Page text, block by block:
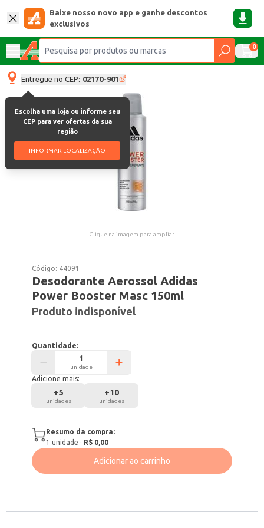
Baixe nosso novo app e ganhe descontos
exclusivos
0
Entregue no CEP: 02170-901
Escolha uma loja ou informe seu
CEP para ver ofertas da sua
região
INFORMAR LOCALIZAÇÃO
Clique na imagem para ampliar.
Código: 44091
Desodorante Aerossol Adidas
Power Booster Masc 150ml
Produto indisponível
Quantidade:
unidade
Adicione mais:
+5
unidades
+10
unidades
Resumo da compra:
1 unidade · R$ 0,00
Adicionar ao carrinho